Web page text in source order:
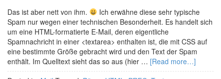
Das ist aber nett von ihm.
Ich erwähne diese sehr typische
Spam nur wegen einer technischen Besonderheit. Es handelt sich
um eine HTML-formatierte E-Mail, deren eigentliche
Spamnachricht in einer <textarea> enthalten ist, die mit CSS auf
eine bestimmte Größe gebracht wird und den Text der Spam
enthält. Im Quelltext sieht das so aus (hier … [Read more…]